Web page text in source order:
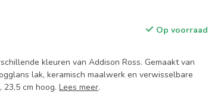
Op voorraad
kleuren van Addison Ross. Gemaakt van
lak, keramisch maalwerk en verwisselbare
23,5 cm hoog.Lees meer.